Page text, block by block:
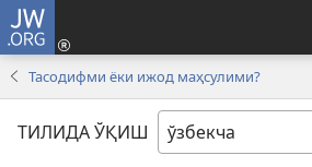
JW.ORG
Тасодифми ёки ижод маҳсулими?
ТИЛИДА ЎҚИШ